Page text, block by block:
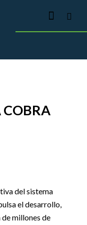
COBRA
del sistema
el desarrollo,
millones de